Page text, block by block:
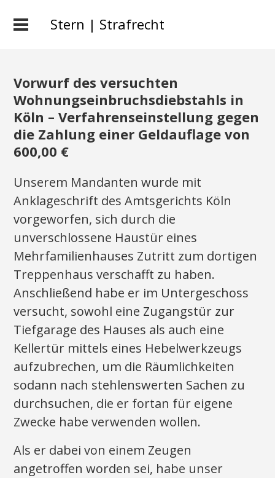
Stern | Strafrecht
Vorwurf des versuchten
Wohnungseinbruchsdiebstahls in
Köln – Verfahrenseinstellung gegen
die Zahlung einer Geldauflage von
600,00 €
Unserem Mandanten wurde mit
Anklageschrift des Amtsgerichts Köln
vorgeworfen, sich durch die
unverschlossene Haustür eines
Mehrfamilienhauses Zutritt zum dortigen
Treppenhaus verschafft zu haben.
Anschließend habe er im Untergeschoss
versucht, sowohl eine Zugangstür zur
Tiefgarage des Hauses als auch eine
Kellertür mittels eines Hebelwerkzeugs
aufzubrechen, um die Räumlichkeiten
sodann nach stehlenswerten Sachen zu
durchsuchen, die er fortan für eigene
Zwecke habe verwenden wollen.
Als er dabei von einem Zeugen
angetroffen worden sei, habe unser